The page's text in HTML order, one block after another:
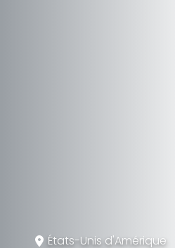
États-Unis d'Amérique